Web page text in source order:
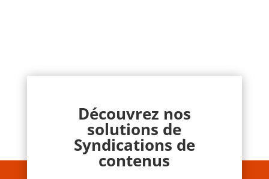
Découvrez nos
solutions de
Syndications de
contenus